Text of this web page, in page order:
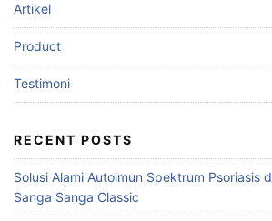
Artikel
Product
Testimoni
RECENT POSTS
Solusi Alami Autoimun Spektrum Psoriasis
Sanga Sanga Classic